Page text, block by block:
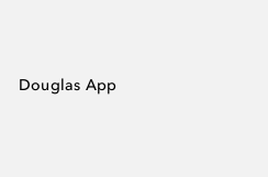
Douglas App